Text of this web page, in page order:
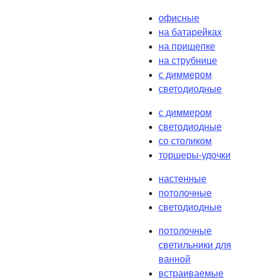
офисные
на батарейках
на прищепке
на струбнице
с диммером
светодиодные
с диммером
светодиодные
со столиком
торшеры-удочки
настенные
потолочные
светодиодные
потолочные
светильники для
ванной
встраиваемые